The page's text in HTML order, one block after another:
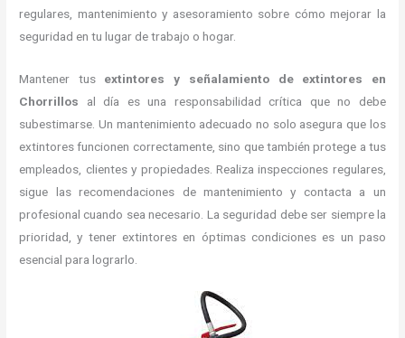
regulares, mantenimiento y asesoramiento sobre cómo mejorar la
seguridad en tu lugar de trabajo o hogar.
Mantener tus extintores y señalamiento de extintores en
Chorrillos al día es una responsabilidad crítica que no debe
subestimarse. Un mantenimiento adecuado no solo asegura que los
extintores funcionen correctamente, sino que también protege a tus
empleados, clientes y propiedades. Realiza inspecciones regulares,
sigue las recomendaciones de mantenimiento y contacta a un
profesional cuando sea necesario. La seguridad debe ser siempre la
prioridad, y tener extintores en óptimas condiciones es un paso
esencial para lograrlo.